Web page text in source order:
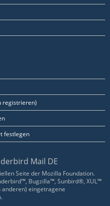
registrieren)
festlegen
Mail DE
Seite der Mozilla Foundation.
Bugzilla™, Sunbird®, XUL™
anderen) eingetragene